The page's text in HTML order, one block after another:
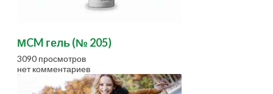
МCM гель (№ 205)
3090 просмотров
нет комментариев